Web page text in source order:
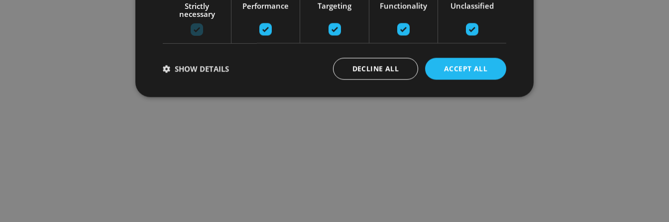
Strictly
necessary
Performance Targeting Functionality Unclassified
ACCEPT ALL
DECLINE ALL
SHOW DETAILS